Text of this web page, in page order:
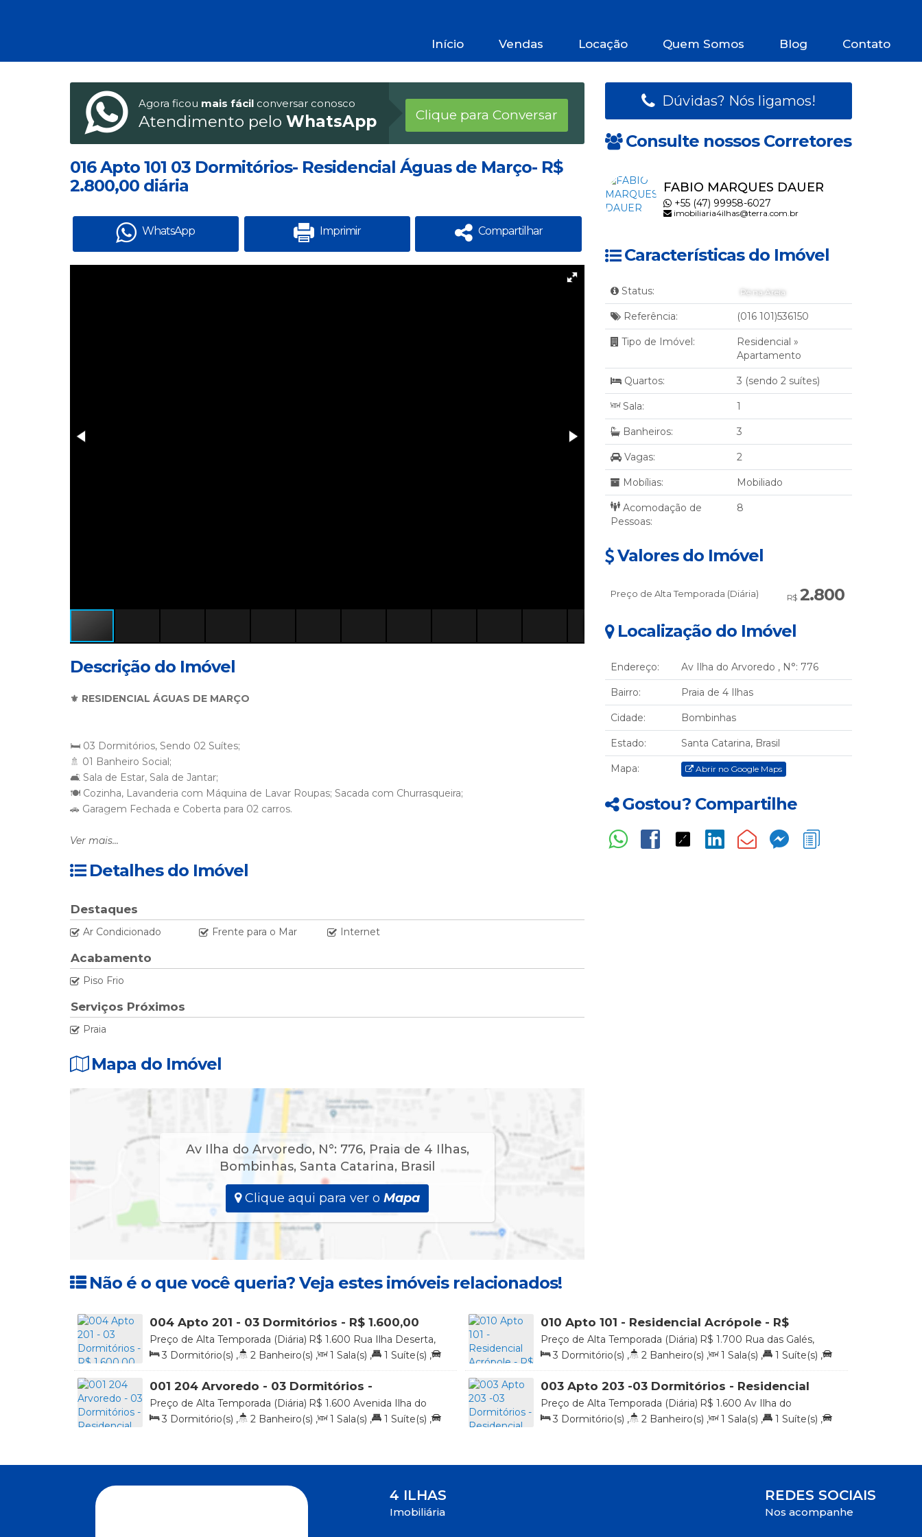
Contato
Blog
Quem Somos
Locação
Vendas
Início
Agora ficou mais fácil conversar conosco
Atendimento pelo WhatsApp Clique para Conversar
016 Apto 101 03 Dormitórios- Residencial Águas de Março- R$
2.800,00 diária
WhatsApp Imprimir Compartilhar
Descrição do Imóvel
⚜️ RESIDENCIAL ÁGUAS DE MARÇO
🛏 03 Dormitórios, Sendo 02 Suítes;
🚿 01 Banheiro Social;
🛋 Sala de Estar, Sala de Jantar;
🍽 Cozinha, Lavanderia com Máquina de Lavar Roupas; Sacada com Churrasqueira;
🚗 Garagem Fechada e Coberta para 02 carros.
🌏 Wi-fi
Dependências :
🛏 01 Suíte - 01 Cama Casal Box com ar Split;
🛏 01 Suíte - 02 Camas Solteiro Box + 01 Cama Auxiliar com ar Split;
🛏 01 Dormitório - 01 Cama Casal Box com ar Spilt;
👨‍👩‍👧‍👦 Acomodação até 08 pessoas.
Pontos fortes
Ver mais...
Detalhes do Imóvel
Destaques
Ar Condicionado Frente para o Mar Internet
Acabamento
Piso Frio
Serviços Próximos
Praia
Mapa do Imóvel
Av Ilha do Arvoredo, N°: 776, Praia de 4 Ilhas,
Bombinhas, Santa Catarina, Brasil
Clique aqui para ver o Mapa
Dúvidas? Nós ligamos!
Consulte nossos Corretores
FABIO MARQUES DAUER
+55 (47) 99958-6027
imobiliaria4ilhas@terra.com.br
Características do Imóvel
Status: Pé na Areia
Referência: (016 101)536150
Tipo de Imóvel: Residencial »
Apartamento
Quartos: 3 (sendo 2 suítes)
Sala: 1
Banheiros: 3
Vagas: 2
Mobílias: Mobiliado
Acomodação de
Pessoas:
8
Valores do Imóvel
R$ 2.800
Preço de Alta Temporada (Diária)
Localização do Imóvel
Endereço: Av Ilha do Arvoredo , N°: 776
Bairro: Praia de 4 Ilhas
Cidade: Bombinhas
Estado: Santa Catarina, Brasil
Mapa: Abrir no Google Maps
Gostou? Compartilhe
Não é o que você queria? Veja estes imóveis relacionados!
004 Apto 201 - 03 Dormitórios - R$ 1.600,00
Diária
R$ 1.600
Preço de Alta Temporada (Diária)
Rua Ilha Deserta,
258, Praia de 4 Ilhas, Bombinhas, Santa Catarina, Brasil
3 Dormitório(s) , 2 Banheiro(s) , 1 Sala(s) , 1 Suíte(s) ,
010 Apto 101 - Residencial Acrópole - R$
1.700,00 diária
R$ 1.700
Preço de Alta Temporada (Diária)
Rua das Galés,
322, Praia de 4 Ilhas, Bombinhas, Santa Catarina, Brasil
3 Dormitório(s) , 2 Banheiro(s) , 1 Sala(s) , 1 Suíte(s) ,
001 204 Arvoredo - 03 Dormitórios -
Residencial Solar das Ilhas - R$ 1.600,00 a
Diária
R$ 1.600
Preço de Alta Temporada (Diária)
Avenida Ilha do
Arvoredo, 413, Apto 204 Bloco Arvoredo, 88215-000, Praia de
4 Ilhas, Bombinhas, Santa Catarina, Brasil
3 Dormitório(s) , 2 Banheiro(s) , 1 Sala(s) , 1 Suíte(s) ,
003 Apto 203 -03 Dormitórios - Residencial
Algas Marinhas - R$ 1.600,00 a Diária
R$ 1.600
Preço de Alta Temporada (Diária)
Av Ilha do
Arvoredo, 16, Praia de 4 Ilhas, Bombinhas, Santa Catarina,
3 Dormitório(s) , 2 Banheiro(s) , 1 Sala(s) , 1 Suíte(s) ,
4 ILHAS
Imobiliária
REDES SOCIAIS
Nos acompanhe